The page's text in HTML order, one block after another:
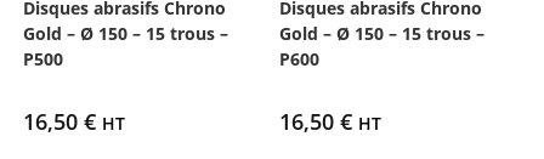
Disques abrasifs Chrono
Gold – Ø 150 – 15 trous –
P500
16,50 € HT
Disques abrasifs Chrono
Gold – Ø 150 – 15 trous –
P600
16,50€ HT